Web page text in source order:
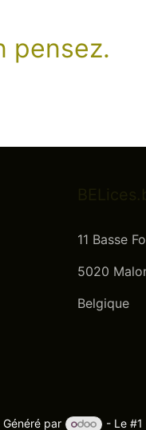
pensez.
11 Basse
5020
Belgique
Généré par - Le #1